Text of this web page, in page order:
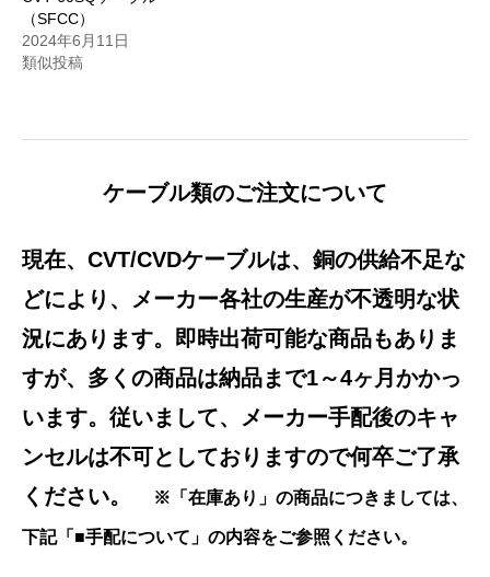
（SFCC）
2024年6月11日
類似投稿
ケーブル類のご注文について
現在、CVT/CVDケーブルは、銅の供給不足な
どにより、メーカー各社の生産が不透明な状
況にあります。即時出荷可能な商品もありま
すが、多くの商品は納品まで1～4ヶ月かかっ
います。従いまして、メーカー手配後のキャ
ンセルは不可としておりますので何卒ご了承
ください。
※「在庫あり」の商品につきましては、
下記「■手配について」の内容をご参照ください。